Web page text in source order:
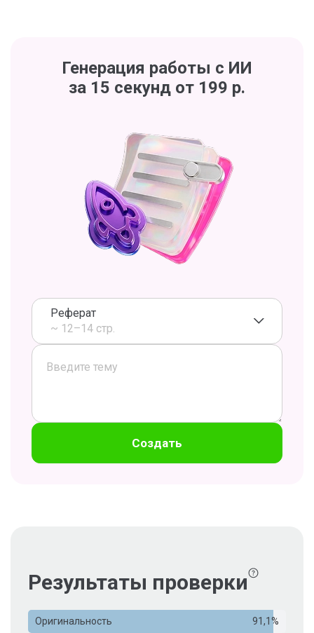
Генерация работы с ИИ
за 15 секунд от 199 р.
Реферат
~ 12–14 стр.
Создать
Результаты проверки
Оригинальность 91,1%